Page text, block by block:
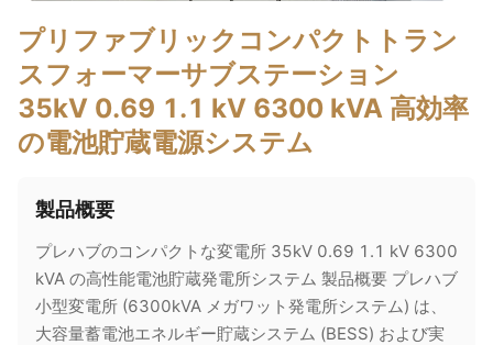
プリファブリックコンパクトトラン
スフォーマーサブステーション
35kV 0.69 1.1 kV 6300 kVA 高効率
の電池貯蔵電源システム
製品概要
プレハブのコンパクトな変電所 35kV 0.69 1.1 kV 6300
kVA の高性能電池貯蔵発電所システム 製品概要 プレハブ
小型変電所 (6300kVA メガワット発電所システム) は、
大容量蓄電池エネルギー貯蔵システム (BESS) および実